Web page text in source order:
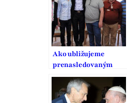
Ako ubližujeme
prenasledovaným
kresťanom?
Ľahostajnosťou,
nevedomosťou a